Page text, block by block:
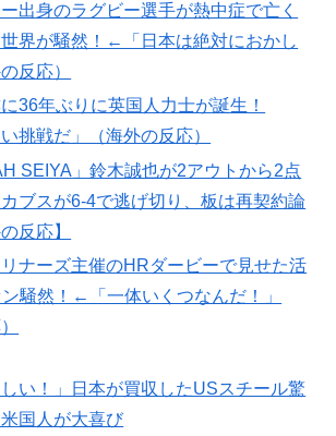
が見かけたヤバすぎる髪型を集めてみたｗ
なのに…3月のカレンダーに日本の富士
が描かれ物議＝韓国の反応
ここまでの観光大国に発展した本当の理
→「昔から日本は愛されてた…（ﾌﾞﾙﾌﾞ
応
も審判を買収したのか！」韓国サッカー
試合の審判買収が発覚し大騒ぎ！【海外
20年で半減 騒音対策で“サイレント盆
出身のラグビー選手が熱中症で亡く
界が騒然！←「日本は絶対におかし
反応）
36年ぶりに英国人力士が誕生！
挑戦だ」（海外の反応）
SEIYA」鈴木誠也が2アウトから2点
ブスが6-4で逃げ切り、板は再契約論
反応】
ナーズ主催のHRダービーで見せた活
騒然！←「一体いくつなんだ！」
い！」日本が買収したUSスチール驚
国人が大喜び